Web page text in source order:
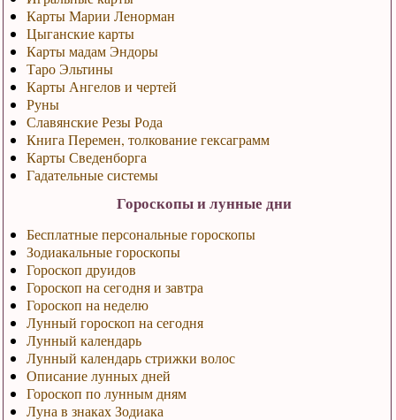
Карты Марии Ленорман
Цыганские карты
Карты мадам Эндоры
Таро Эльтины
Карты Ангелов и чертей
Руны
Славянские Резы Рода
Книга Перемен, толкование гексаграмм
Карты Сведенборга
Гадательные системы
Гороскопы и лунные дни
Бесплатные персональные гороскопы
Зодиакальные гороскопы
Гороскоп друидов
Гороскоп на сегодня и завтра
Гороскоп на неделю
Лунный гороскоп на сегодня
Лунный календарь
Лунный календарь стрижки волос
Описание лунных дней
Гороскоп по лунным дням
Луна в знаках Зодиака